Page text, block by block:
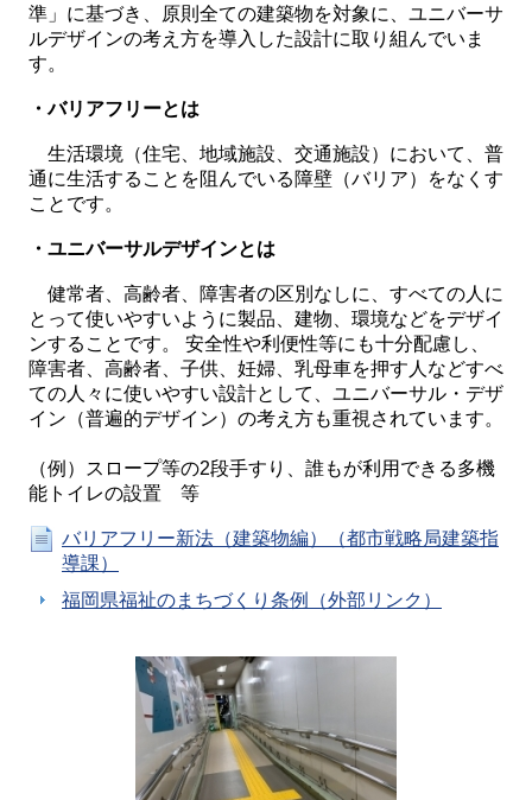
準」に基づき、原則全ての建築物を対象に、ユニバーサ
ルデザインの考え方を導入した設計に取り組んでいま
す。
・バリアフリーとは
生活環境（住宅、地域施設、交通施設）において、普
通に生活することを阻んでいる障壁（バリア）をなくす
ことです。
・ユニバーサルデザインとは
健常者、高齢者、障害者の区別なしに、すべての人に
とって使いやすいように製品、建物、環境などをデザイ
ンすることです。 安全性や利便性等にも十分配慮し、
障害者、高齢者、子供、妊婦、乳母車を押す人などすべ
ての人々に使いやすい設計として、ユニバーサル・デザ
イン（普遍的デザイン）の考え方も重視されています。
（例）スロープ等の2段手すり、誰もが利用できる多機
能トイレの設置 等
バリアフリー新法（建築物編）（都市戦略局建築指
導課）
福岡県福祉のまちづくり条例（外部リンク）